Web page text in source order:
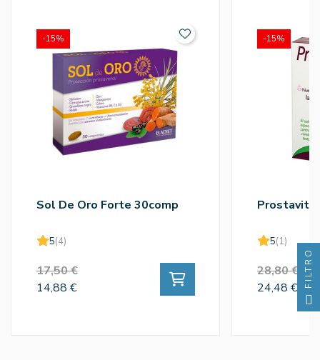
Sol De Oro Forte 30comp
5(4)
17,50 €
14,88 €
-15%
5(1)
28,80 €
24,48 €
-15%
FILTRO